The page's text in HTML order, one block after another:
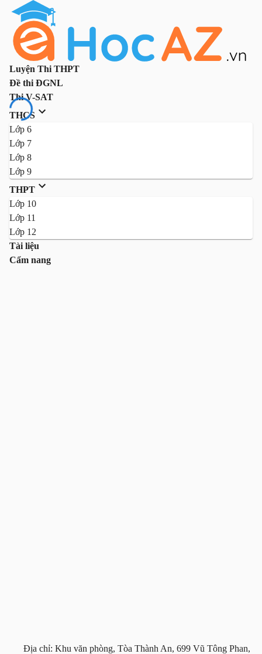
Luyện Thi THPT
Đề thi ĐGNL
Thi V-SAT
THCS
Lớp 6
Lớp 7
Lớp 8
Lớp 9
THPT
Lớp 10
Lớp 11
Lớp 12
Tài liệu
Cẩm nang
Địa chỉ: Khu văn phòng, Tòa Thành An, 699 Vũ Tông Phan,